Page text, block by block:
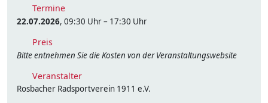
Termine
22.07.2026, 09:30 Uhr – 17:30 Uhr
Preis
Bitte entnehmen Sie die Kosten von der Veranstaltungswebsite
Veranstalter
Rosbacher Radsportverein 1911 e.V.